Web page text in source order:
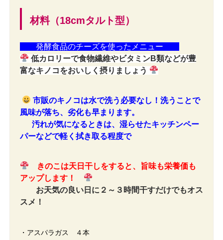
材料（18cmタルト型）
発酵食品のチーズを使ったメニュー
低カロリーで食物繊維やビタミンB類などが豊
富なキノコをおいしく摂りましょう
市販のキノコは水で洗う必要なし！洗うことで
風味が落ち、劣化も早まります。
汚れが気になるときは、 湿らせたキッチンペー
パーなどで軽く拭き取る程度で
きのこは天日干しをすると、旨味も栄養価も
アップします！
お天気の良い日に２～３時間干すだけでもオス
スメ！
・アスパラガス ４本